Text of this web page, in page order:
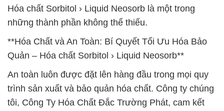
Hóa chất Sorbitol › Liquid Neosorb là một trong
những thành phần không thể thiếu.
**Hóa Chất và An Toàn: Bí Quyết Tối Ưu Hóa Bảo
Quản – Hóa chất Sorbitol › Liquid Neosorb**
An toàn luôn được đặt lên hàng đầu trong mọi quy
trình sản xuất và bảo quản hóa chất. Công ty chúng
tôi, Công Ty Hóa Chất Đắc Trường Phát, cam kết